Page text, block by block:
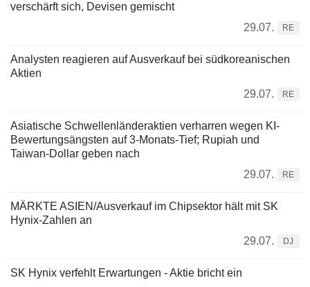
verschärft sich, Devisen gemischt
29.07.
RE
Analysten reagieren auf Ausverkauf bei südkoreanischen
Aktien
29.07.
RE
Asiatische Schwellenländeraktien verharren wegen KI-
Bewertungsängsten auf 3-Monats-Tief; Rupiah und
Taiwan-Dollar geben nach
29.07.
RE
MÄRKTE ASIEN/Ausverkauf im Chipsektor hält mit SK
Hynix-Zahlen an
29.07.
DJ
SK Hynix verfehlt Erwartungen - Aktie bricht ein